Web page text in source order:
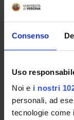
Consenso
Uso
Noi e i nostri
personali, ad
tecnologie come
Overview
Courses
Academic
Lesson
Degree